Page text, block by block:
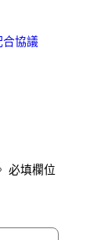
協議
必填欄位